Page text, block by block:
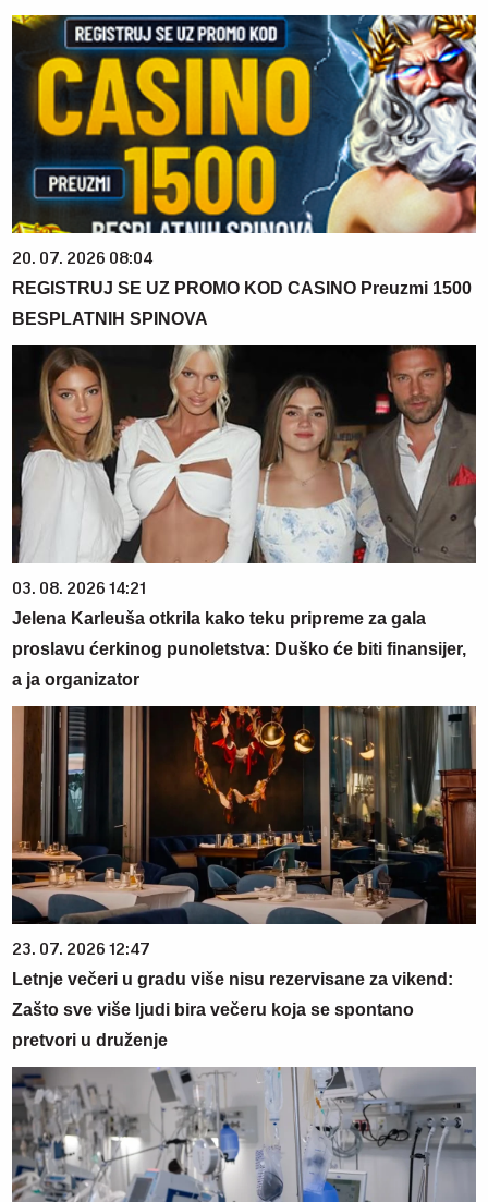
20. 07. 2026 08:04
REGISTRUJ SE UZ PROMO KOD CASINO Preuzmi 1500
BESPLATNIH SPINOVA
03. 08. 2026 14:21
Jelena Karleuša otkrila kako teku pripreme za gala
proslavu ćerkinog punoletstva: Duško će biti finansijer,
a ja organizator
23. 07. 2026 12:47
Letnje večeri u gradu više nisu rezervisane za vikend:
Zašto sve više ljudi bira večeru koja se spontano
pretvori u druženje